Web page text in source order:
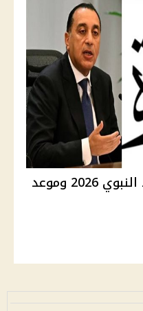
موقف ترحيل إجازة المولد النبوي 2026 وموعد